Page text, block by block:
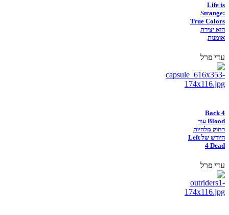
Life is
Strange:
True Colors
הוא יצירת
אומנות
עדי פרל
Back 4
Blood עוד
רחוק מלהיות
היורש של Left
4 Dead
עדי פרל